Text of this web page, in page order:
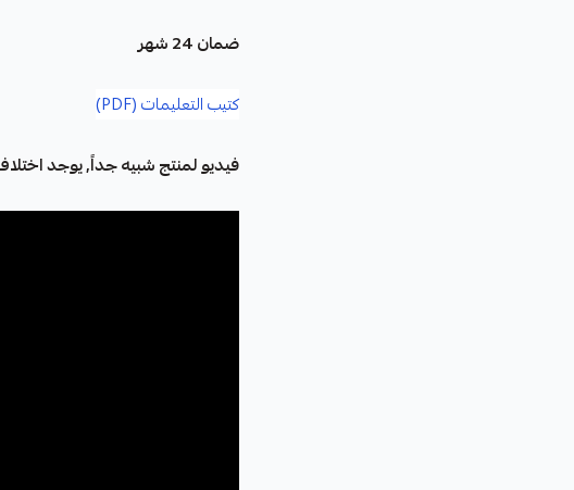
ضمان 24 شهر
كتيب التعليمات (PDF)
فيديو لمنتج شبيه جداً, يوجد